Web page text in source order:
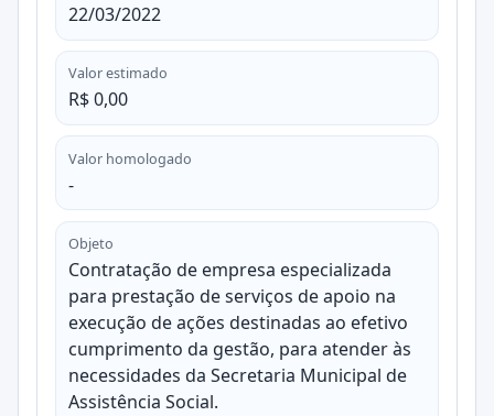
22/03/2022
Valor estimado
R$ 0,00
Valor homologado
-
Objeto
Contratação de empresa especializada
para prestação de serviços de apoio na
execução de ações destinadas ao efetivo
cumprimento da gestão, para atender às
necessidades da Secretaria Municipal de
Assistência Social.